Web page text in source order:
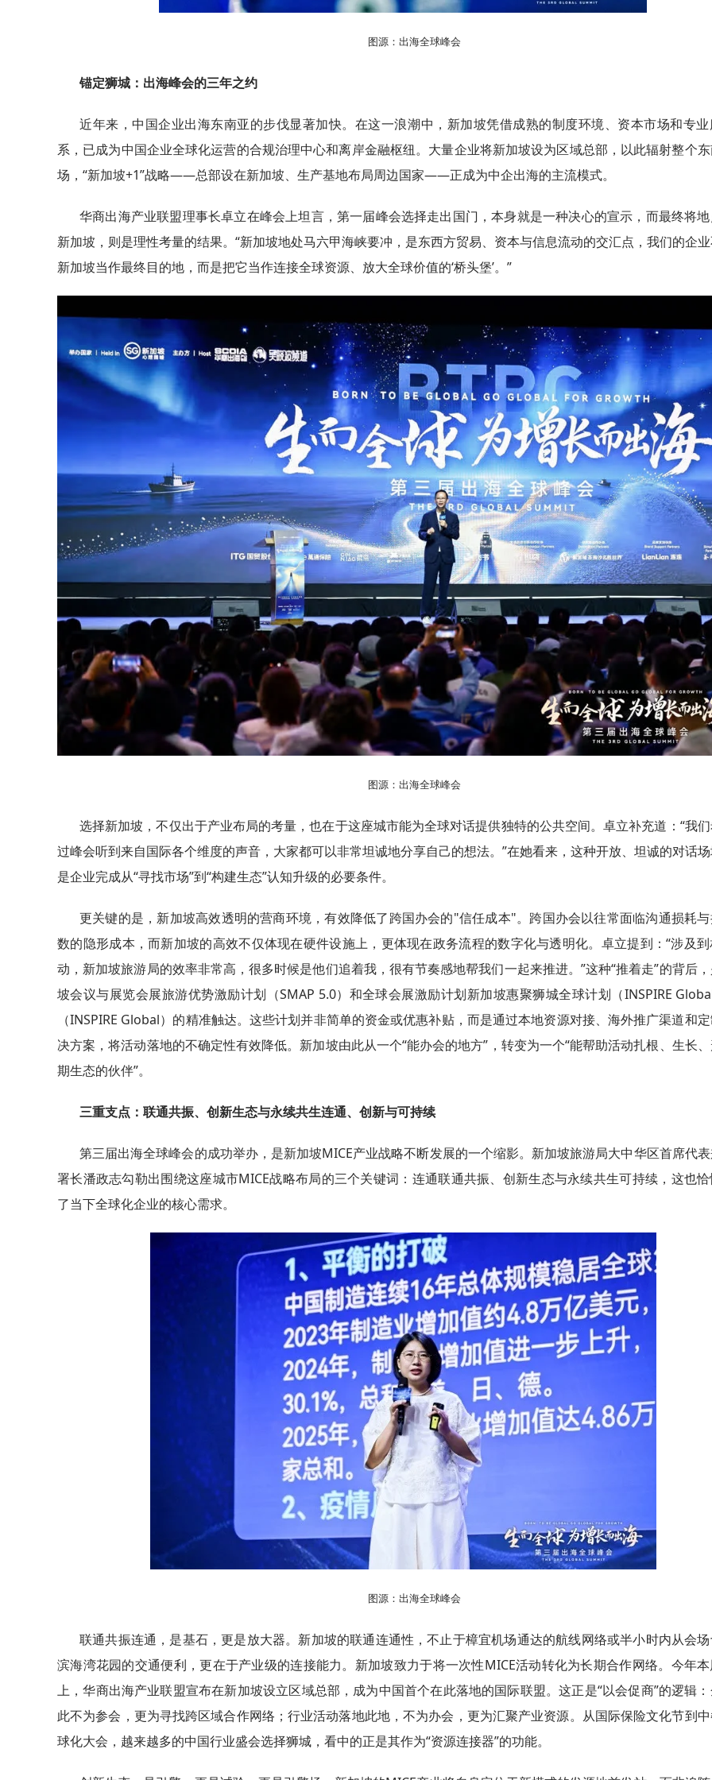
图源：出海全球峰会
锚定狮城：出海峰会的三年之约
近年来，中国企业出海东南亚的步伐显著加快。在这一浪潮中，新加坡凭借成熟的制度环境、资本市场和专
系，已成为中国企业全球化运营的合规治理中心和离岸金融枢纽。大量企业将新加坡设为区域总部，以此辐射整个
场，“新加坡+1”战略——总部设在新加坡、生产基地布局周边国家——正成为中企出海的主流模式。
华商出海产业联盟理事长卓立在峰会上坦言，第一届峰会选择走出国门，本身就是一种决心的宣示，而最终将
新加坡，则是理性考量的结果。“新加坡地处马六甲海峡要冲，是东西方贸易、资本与信息流动的交汇点，我们的企
新加坡当作最终目的地，而是把它当作连接全球资源、放大全球价值的‘桥头堡’。”
图源：出海全球峰会
选择新加坡，不仅出于产业布局的考量，也在于这座城市能为全球对话提供独特的公共空间。卓立补充道：“我
过峰会听到来自国际各个维度的声音，大家都可以非常坦诚地分享自己的想法。”在她看来，这种开放、坦诚的对话
是企业完成从“寻找市场”到“构建生态”认知升级的必要条件。
更关键的是，新加坡高效透明的营商环境，有效降低了跨国办会的"信任成本"。跨国办会以往常面临沟通损耗
数的隐形成本，而新加坡的高效不仅体现在硬件设施上，更体现在政务流程的数字化与透明化。卓立提到：“涉及
动，新加坡旅游局的效率非常高，很多时候是他们追着我，很有节奏感地帮我们一起来推进。”这种“推着走”的背后
坡会议与展览会展旅游优势激励计划（SMAP 5.0）和全球会展激励计划新加坡惠聚狮城全球计划（INSPIRE Global
（INSPIRE Global）的精准触达。这些计划并非简单的资金或优惠补贴，而是通过本地资源对接、海外推广渠道和
决方案，将活动落地的不确定性有效降低。新加坡由此从一个“能办会的地方”，转变为一个“能帮助活动扎根、生长
期生态的伙伴”。
三重支点：联通共振、创新生态与永续共生连通、创新与可持续
第三届出海全球峰会的成功举办，是新加坡MICE产业战略不断发展的一个缩影。新加坡旅游局大中华区首席代
署长潘政志勾勒出围绕这座城市MICE战略布局的三个关键词：连通联通共振、创新生态与永续共生可持续，这也
了当下全球化企业的核心需求。
图源：出海全球峰会
联通共振连通，是基石，更是放大器。新加坡的联通连通性，不止于樟宜机场通达的航线网络或半小时内从会
滨海湾花园的交通便利，更在于产业级的连接能力。新加坡致力于将一次性MICE活动转化为长期合作网络。今年
上，华商出海产业联盟宣布在新加坡设立区域总部，成为中国首个在此落地的国际联盟。这正是“以会促商”的逻辑
此不为参会，更为寻找跨区域合作网络；行业活动落地此地，不为办会，更为汇聚产业资源。从国际保险文化节到
球化大会，越来越多的中国行业盛会选择狮城，看中的正是其作为“资源连接器”的功能。